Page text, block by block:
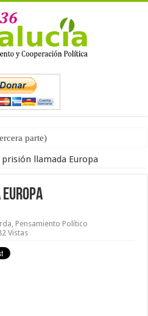
elecciones generales
prisión llamada Europa
, Pensamiento Político
Vistas